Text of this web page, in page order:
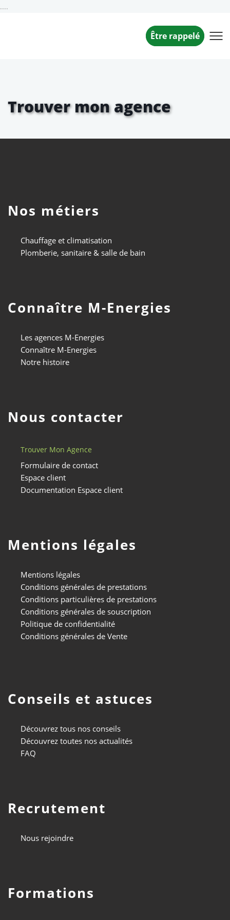
....
Être rappelé
Trouver mon agence
Nos métiers
Chauffage et climatisation
Plomberie, sanitaire & salle de bain
Connaître M-Energies
Les agences M-Energies
Connaître M-Energies
Notre histoire
Nous contacter
Trouver Mon Agence
Formulaire de contact
Espace client
Documentation Espace client
Mentions légales
Mentions légales
Conditions générales de prestations
Conditions particulières de prestations
Conditions générales de souscription
Politique de confidentialité
Conditions générales de Vente
Conseils et astuces
Découvrez tous nos conseils
Découvrez toutes nos actualités
FAQ
Recrutement
Nous rejoindre
Formations